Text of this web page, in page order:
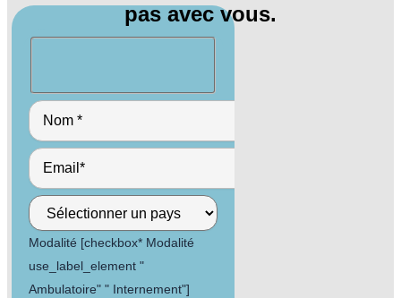
pas avec vous.
Modalité [checkbox* Modalité
use_label_element "
Ambulatoire" " Internement"]